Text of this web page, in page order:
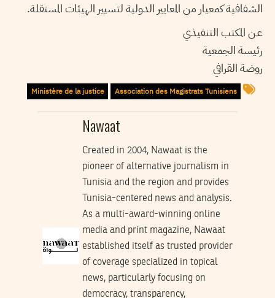
الشفافية كمعيار من المعايير الدولية لتسيير الهيئات المستقلة.
عـن المكتب التنفيذي
رئيسة الجمعية
روضة القرافي
Association des Magistrats Tunisiens
Ministère de la justice
Nawaat
Created in 2004, Nawaat is the
pioneer of alternative journalism in
Tunisia and the region and provides
Tunisia-centered news and analysis.
As a multi-award-winning online
media and print magazine, Nawaat
established itself as trusted provider
of coverage specialized in topical
news, particularly focusing on
democracy, transparency,